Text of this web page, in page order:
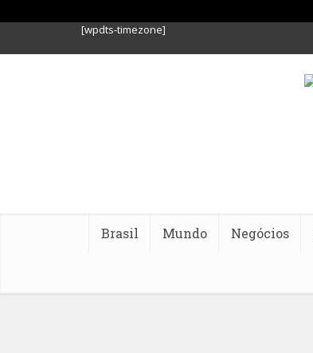
[wpdts-timezone]
Brasil Mundo Negócios